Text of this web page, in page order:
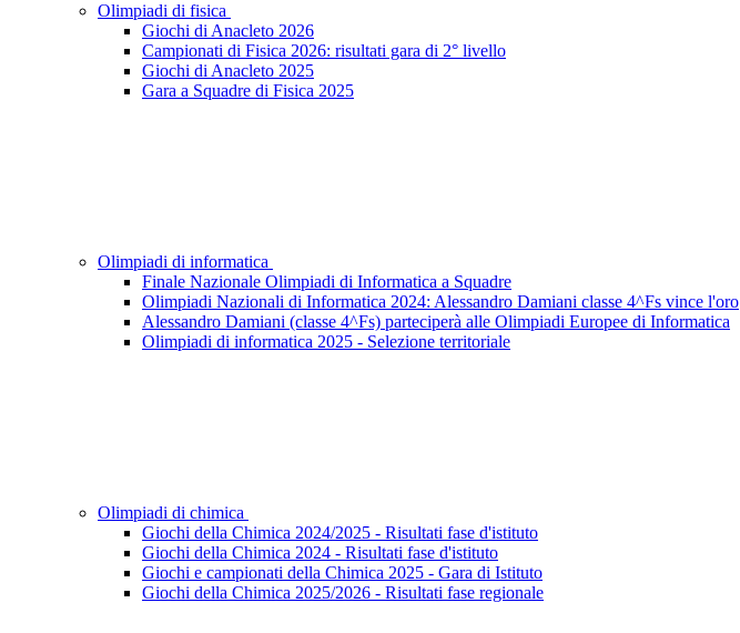
Olimpiadi di fisica
Giochi di Anacleto 2026
Campionati di Fisica 2026: risultati gara di 2° livello
Giochi di Anacleto 2025
Gara a Squadre di Fisica 2025
Olimpiadi di informatica
Finale Nazionale Olimpiadi di Informatica a Squadre
Olimpiadi Nazionali di Informatica 2024: Alessandro Damiani classe 4^Fs vince l'oro
Alessandro Damiani (classe 4^Fs) parteciperà alle Olimpiadi Europee di Informatica
Olimpiadi di informatica 2025 - Selezione territoriale
Olimpiadi di chimica
Giochi della Chimica 2024/2025 - Risultati fase d'istituto
Giochi della Chimica 2024 - Risultati fase d'istituto
Giochi e campionati della Chimica 2025 - Gara di Istituto
Giochi della Chimica 2025/2026 - Risultati fase regionale